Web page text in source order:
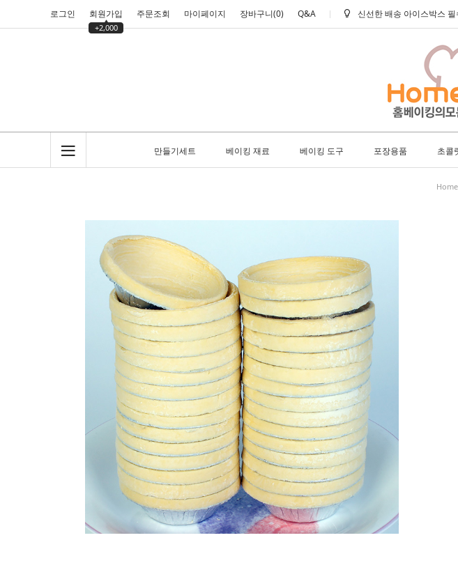
로그인 회원가입
+2,000
주문조회 마이페이지 장바구니(0) Q&A
학교 ㆍ 공공기관 후불 주
방문 수령 안내
배송 안내 (토요일에도 택
사은품 안내
만들기세트 베이킹 재료 베이킹 도구 포장용품 초콜
Home